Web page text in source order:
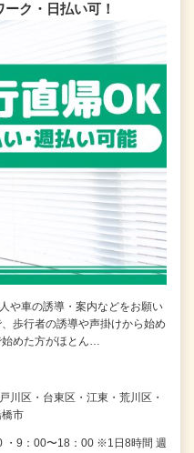
ク・日払い可！
や車の誘導・案内などをお願い
歩行者の誘導や声掛けから始め
始めた方がほとん…
川区・台東区・江東・荒川区・
市
・9：00〜18：00 ※1日8時間 週